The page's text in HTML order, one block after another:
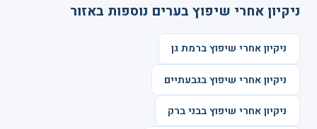
ניקיון אחרי שיפוץ בערים נוספות באזור
ניקיון אחרי שיפוץ ברמת גן
ניקיון אחרי שיפוץ בגבעתיים
ניקיון אחרי שיפוץ בבני ברק